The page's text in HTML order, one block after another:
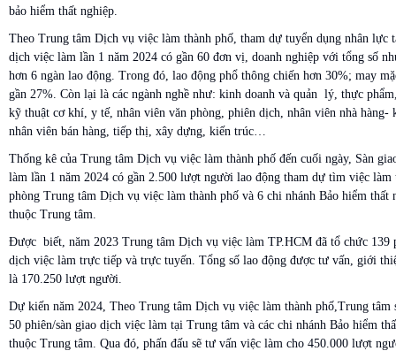
bảo hiểm thất nghiệp.
Theo Trung tâm Dịch vụ việc làm thành phố, tham dự tuyển dụng nhân lực
dịch việc làm lần 1 năm 2024 có gần 60 đơn vị, doanh nghiệp với tổng số
hơn 6 ngàn lao động. Trong đó, lao động phổ thông chiến hơn 30%; may
gần 27%. Còn lại là các ngành nghề như: kinh doanh và quản lý, thực
kỹ thuật cơ khí, y tế, nhân viên văn phòng, phiên dịch, nhân viên nhà hàng-
nhân viên bán hàng, tiếp thị, xây dựng, kiến trúc…
Thống kê của Trung tâm Dịch vụ việc làm thành phố đến cuối ngày, Sàn
làm lần 1 năm 2024 có gần 2.500 lượt người lao động tham dự tìm việc làm
phòng Trung tâm Dịch vụ việc làm thành phố và 6 chi nhánh Bảo hiểm thất
thuộc Trung tâm.
Được biết, năm 2023 Trung tâm Dịch vụ việc làm TP.HCM đã tổ chức 139
dịch việc làm trực tiếp và trực tuyến. Tổng số lao động được tư vấn, giới
là 170.250 lượt người.
Dự kiến năm 2024, Theo Trung tâm Dịch vụ việc làm thành phố,Trung tâm
50 phiên/sàn giao dịch việc làm tại Trung tâm và các chi nhánh Bảo hiểm
thuộc Trung tâm. Qua đó, phấn đấu sẽ tư vấn việc làm cho 450.000 lượt